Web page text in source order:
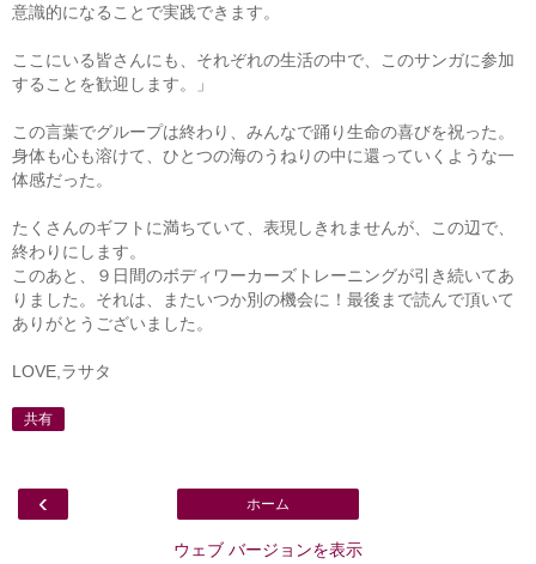
意識的になることで実践できます。
ここにいる皆さんにも、それぞれの生活の中で、このサンガに参加
することを歓迎します。」
この言葉でグループは終わり、みんなで踊り生命の喜びを祝った。
身体も心も溶けて、ひとつの海のうねりの中に還っていくような一
体感だった。
たくさんのギフトに満ちていて、表現しきれませんが、この辺で、
終わりにします。
このあと、９日間のボディワーカーズトレーニングが引き続いてあ
りました。それは、またいつか別の機会に！最後まで読んで頂いて
ありがとうございました。
LOVE,ラサタ
共有
‹ ホーム
ウェブ バージョンを表示